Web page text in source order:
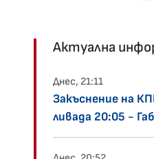
Актуална
Днес, 21:11
Закъснение на
ливада 20:05 -